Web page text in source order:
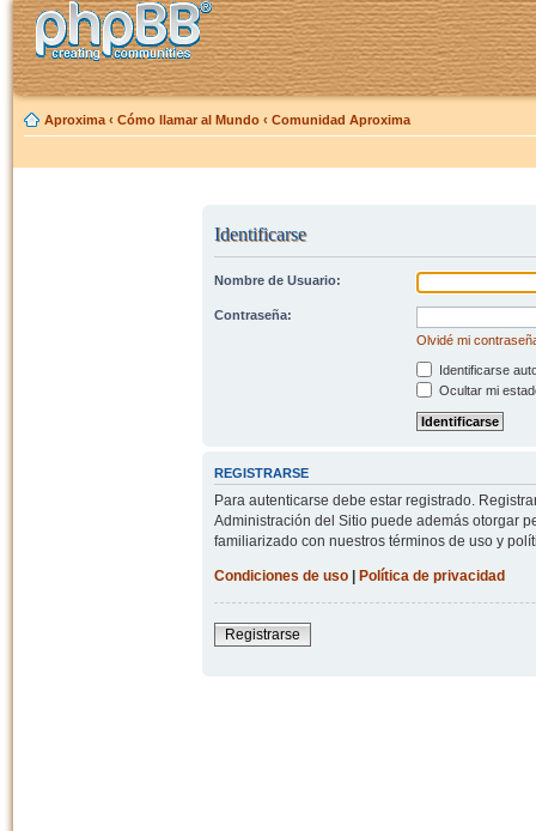
Aproxima ‹ Cómo llamar al Mundo ‹ Comunidad Aproxima
Identificarse
Nombre de Usuario:
Contraseña:
Olvidé mi
Identificarse
Ocultar mi
REGISTRARSE
Para autenticarse debe estar registrado.
Administración del Sitio puede además otorgar
familiarizado con nuestros términos de uso y
Condiciones de uso| Política de privacidad
Registrarse